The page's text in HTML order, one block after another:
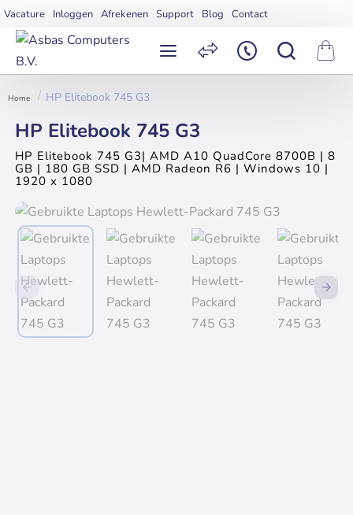
Vacature Inloggen Afrekenen Support Blog Contact
HP Elitebook 745 G3
HP Elitebook 745 G3
HP Elitebook 745 G3| AMD A10 QuadCore 8700B | 8
GB | 180 GB SSD | AMD Radeon R6 | Windows 10 |
1920 x 1080
Uitverkocht